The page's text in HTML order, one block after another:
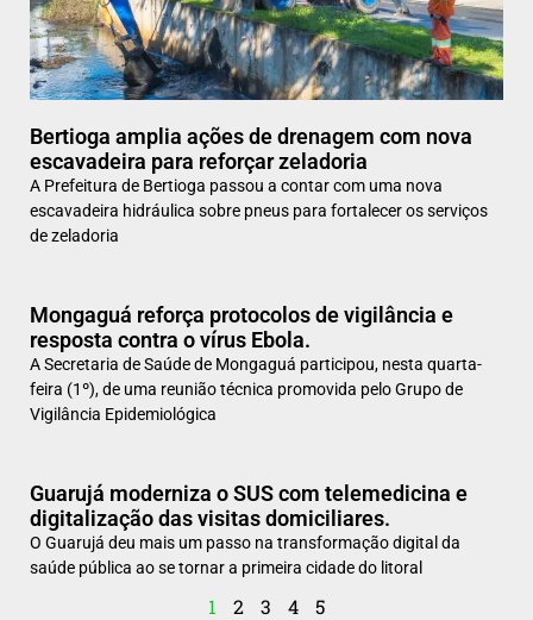
Bertioga amplia ações de drenagem com nova
escavadeira para reforçar zeladoria
A Prefeitura de Bertioga passou a contar com uma nova
escavadeira hidráulica sobre pneus para fortalecer os serviços
de zeladoria
Mongaguá reforça protocolos de vigilância e
resposta contra o vírus Ebola.
A Secretaria de Saúde de Mongaguá participou, nesta quarta-
feira (1º), de uma reunião técnica promovida pelo Grupo de
Vigilância Epidemiológica
Guarujá moderniza o SUS com telemedicina e
digitalização das visitas domiciliares.
O Guarujá deu mais um passo na transformação digital da
saúde pública ao se tornar a primeira cidade do litoral
1 2 3 4 5